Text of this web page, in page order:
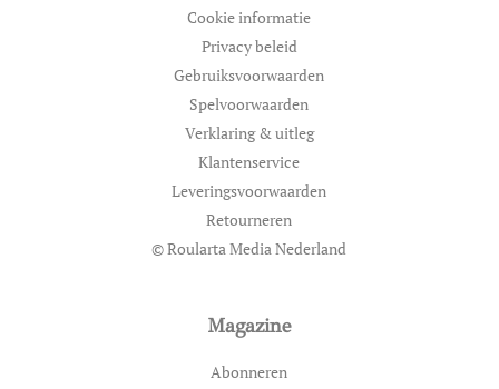
Cookie informatie
Privacy beleid
Gebruiksvoorwaarden
Spelvoorwaarden
Verklaring & uitleg
Klantenservice
Leveringsvoorwaarden
Retourneren
© Roularta Media Nederland
Magazine
Abonneren